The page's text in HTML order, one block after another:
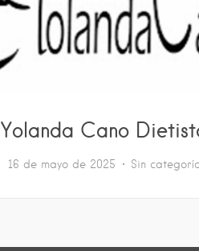
Yolanda Cano
16 de mayo de 2025 Sin